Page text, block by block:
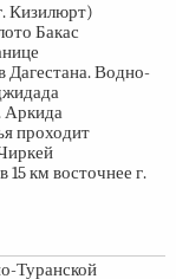
Кизилюрт)
Бакас
Дагестана. Водно-
Аркида
проходит
км восточнее г.
Туранской